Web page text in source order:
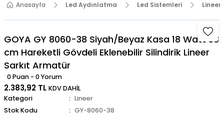
Anasayfa Led Aydınlatma Led Sistemleri Lineer
GOYA GY 8060-38 Siyah/Beyaz Kasa 18 Watt 38
cm Hareketli Gövdeli Eklenebilir Silindirik Lineer
Sarkıt Armatür
0 Puan - 0 Yorum
2.383,92 TL KDV DAHİL
Kategori
Lineer
Stok Kodu
GY-8060-38